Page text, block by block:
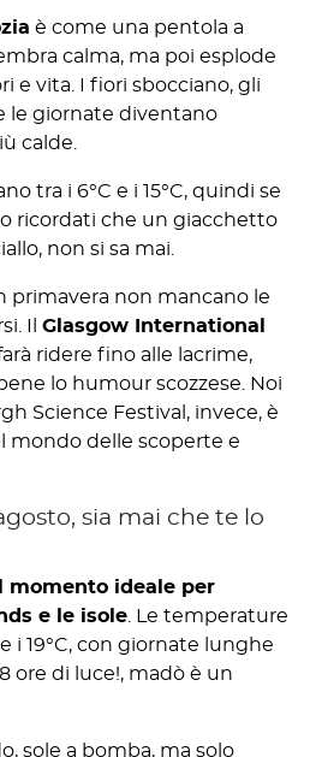
è come una pentola a
calma, ma poi esplode
e vita. I fiori sbocciano, gli
le giornate diventano
calde.
tra i 6°C e i 15°C, quindi se
ricordati che un giacchetto
non si sa mai.
primavera non mancano le
IlGlasgow International
ridere fino alle lacrime,
lo humour scozzese. Noi
Science Festival, invece, è
mondo delle scoperte e
sia mai che te lo
momento ideale per
e le isole. Le temperature
i 19°C, con giornate lunghe
ore di luce!, madò è un
sole a bomba, ma solo